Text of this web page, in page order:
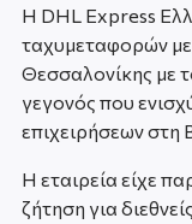
Η DHL Express
ταχυμεταφορών
Θεσσαλονίκης με
γεγονός που
επιχειρήσεων στη
Η εταιρεία είχε
ζήτηση για